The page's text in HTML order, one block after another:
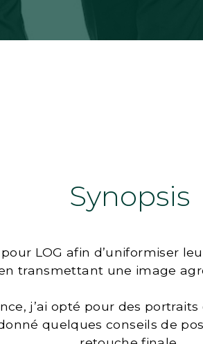
Synopsis
LOG afin d’uniformiser
transmettant une image
j’ai opté pour des
quelques conseils de